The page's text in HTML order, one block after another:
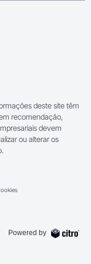
deste site têm
recomendação,
devem
ou alterar os
Powered by